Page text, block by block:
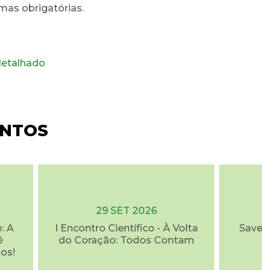
obrigatórias.
A
29 SET 2026
I Encontro Científico - À Volta
do Coração: Todos Contam